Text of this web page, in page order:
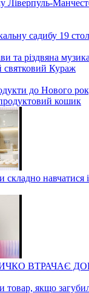
смузі з'їзду на
людям з
Жені
пустили в